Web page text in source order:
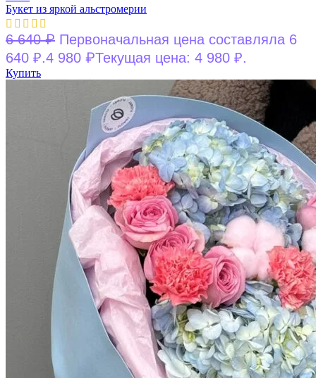
Букет из яркой альстромерии
6 640₽ Первоначальная цена составляла 6
640 ₽.4 980 ₽Текущая цена: 4 980 ₽.
Купить